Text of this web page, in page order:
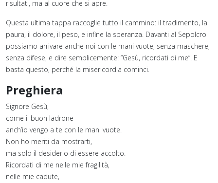
risultati, ma al cuore che si apre.
Questa ultima tappa raccoglie tutto il cammino: il tradimento, la
paura, il dolore, il peso, e infine la speranza. Davanti al Sepolcro
possiamo arrivare anche noi con le mani vuote, senza maschere,
senza difese, e dire semplicemente: “Gesù, ricordati di me”. E
basta questo, perché la misericordia cominci.
Preghiera
Signore Gesù,
come il buon ladrone
anch’io vengo a te con le mani vuote.
Non ho meriti da mostrarti,
ma solo il desiderio di essere accolto.
Ricordati di me nelle mie fragilità,
nelle mie cadute,